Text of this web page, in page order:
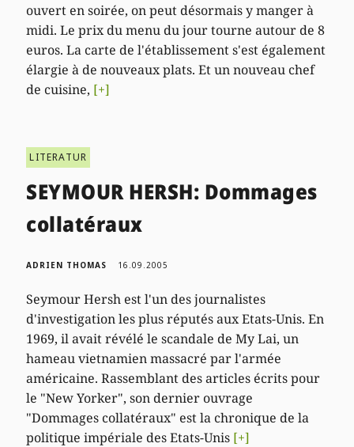
ouvert en soirée, on peut désormais y manger à
midi. Le prix du menu du jour tourne autour de 8
euros. La carte de l'établissement s'est également
élargie à de nouveaux plats. Et un nouveau chef
de cuisine, [+]
LITERATUR
SEYMOUR HERSH: Dommages
collatéraux
ADRIEN THOMAS 16.09.2005
Seymour Hersh est l'un des journalistes
d'investigation les plus réputés aux Etats-Unis. En
1969, il avait révélé le scandale de My Lai, un
hameau vietnamien massacré par l'armée
américaine. Rassemblant des articles écrits pour
le "New Yorker", son dernier ouvrage
"Dommages collatéraux" est la chronique de la
politique impériale des Etats-Unis [+]